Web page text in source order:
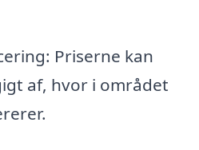
Priserne kan
af, hvor i området